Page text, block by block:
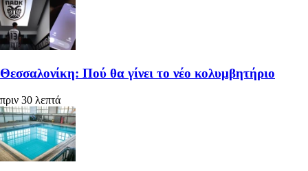
Θεσσαλονίκη: Πού θα γίνει το νέο κολυμβητήριο
πριν 30 λεπτά